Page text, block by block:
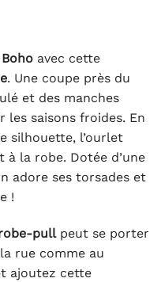
avec cette
. Une coupe près du
et des manches
les saisons froides. En
silhouette, l’ourlet
la robe. Dotée d’une
adore ses torsades et
!
pullpeut se porter
rue comme au
ajoutez cette